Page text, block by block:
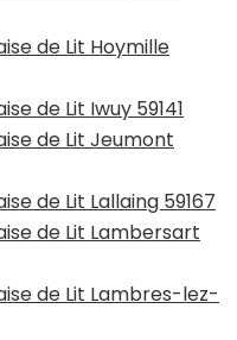
de Lit Hoymille
de Lit Iwuy 59141
de Lit Jeumont
de Lit Lallaing 59167
de Lit Lambersart
de Lit Lambres-lez-